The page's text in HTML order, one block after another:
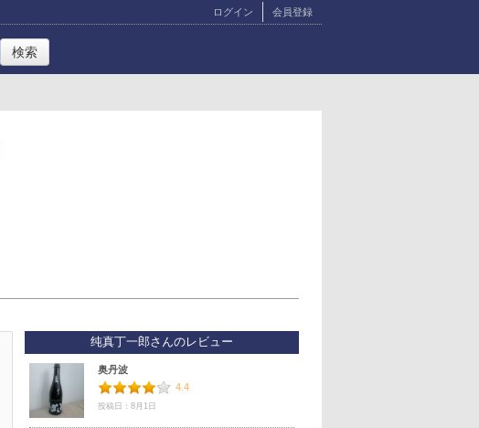
ログイン 会員登録
纯真丁一郎さんのレビュー
奥丹波
4.4
投稿日：8月1日